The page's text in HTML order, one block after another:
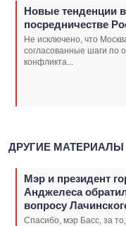
Новые тенденции
посредничестве
Не исключено, что
согласованные шаги по
конфликта...
ДРУГИЕ
Мэр и президент
Анджелеса
вопросу
Спасибо, мэр Басс, за